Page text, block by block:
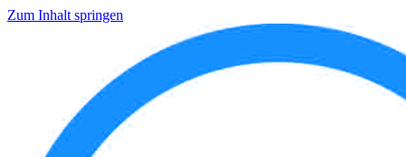
Zum Inhalt springen